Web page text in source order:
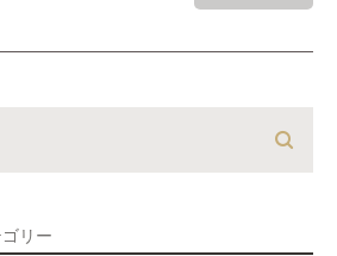
ゴリー